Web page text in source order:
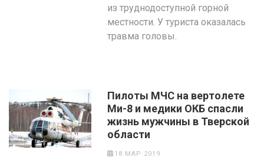
из труднодоступной горной
местности. У туриста оказалась
травма головы.
Пилоты МЧС на вертолете
Ми-8 и медики ОКБ спасли
жизнь мужчины в Тверской
области
18 МАР 2019